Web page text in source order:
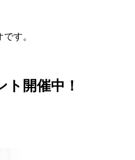
す。
開催中！